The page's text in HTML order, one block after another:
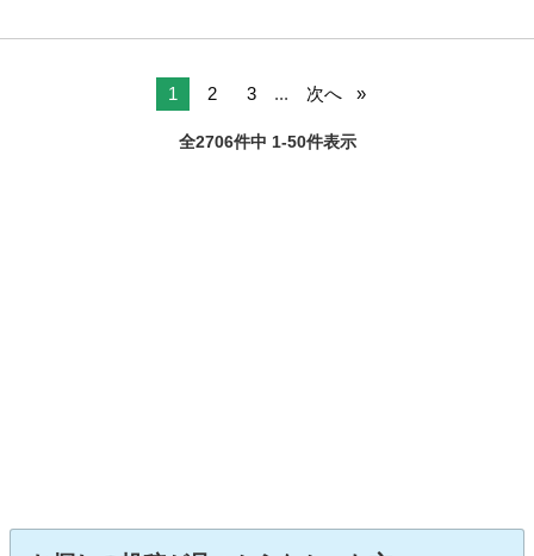
1 2 3 ... 次へ
全2706件中 1-50件表示